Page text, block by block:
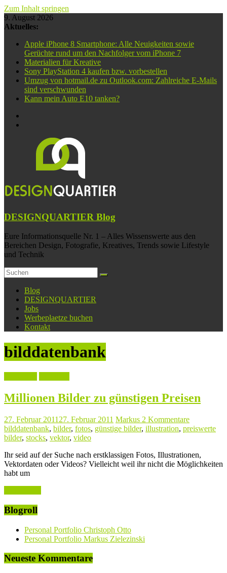
Zum Inhalt springen
9. August 2026
Aktuelles:
Apple iPhone 8 Smartphone: Alle Neuigkeiten sowie
Gerüchte rund um den Nachfolger vom iPhone 7
Materialien für Kreative
Sony PlayStation 4 kaufen bzw. vorbestellen
Umzug von hotmail.de zu Outlook.com: Zahlreiche E-Mails
sind verschwunden
Kann mein Auto E10 tanken?
DESIGNQUARTIER Blog
Eure Informationsquelle Nr. 1 – Alles Wissenswerte aus den
Bereichen Design, Fotografie, Kreatives, Trends sowie Lifestyle
und Technik
Blog
DESIGNQUARTIER
Jobs
Werbeplaetze buchen
Kontakt
bilddatenbank
Millionen Bilder zu günstigen Preisen
27. Februar 2011 27. Februar 2011 Markus 2 Kommentare
bilddatenbank, bilder, fotos, günstige bilder, illustration, preiswerte
bilder, stocks, vektor, video
Ihr seid auf der Suche nach erstklassigen Fotos, Illustrationen,
Vektordaten oder Videos? Vielleicht weil ihr nicht die Möglichkeiten
habt um
Blogroll
Personal Portfolio Christoph Otto
Personal Portfolio Markus Zielezinski
Neueste Kommentare